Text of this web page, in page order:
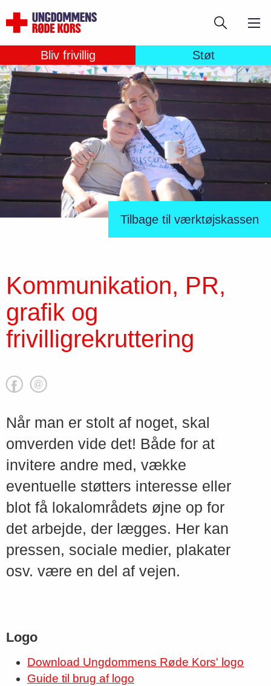
til
hovedindhold
Søg
Bliv frivillig Støt
Tilbage til værktøjskassen
Kommunikation, PR,
grafik og
frivilligrekruttering
Når man er stolt af noget, skal
omverden vide det! Både for at
invitere andre med, vække
eventuelle støtters interesse eller
blot få lokalområdets øjne op for
det arbejde, der lægges. Her kan
pressen, sociale medier, plakater
osv. være en del af vejen.
Logo
Download Ungdommens Røde Kors' logo
Guide til brug af logo